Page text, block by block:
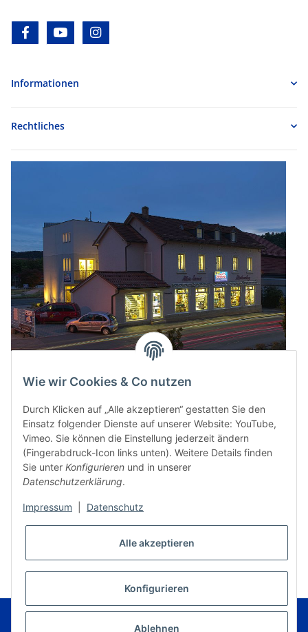
Wie wir Cookies & Co nutzen
Durch Klicken auf „Alle akzeptieren“ gestatten Sie den
Einsatz folgender Dienste auf unserer Website: YouTube,
Vimeo. Sie können die Einstellung jederzeit ändern
(Fingerabdruck-Icon links unten). Weitere Details finden
Sie unter Konfigurieren und in unserer
Datenschutzerklärung.
Impressum Datenschutz
Alle akzeptieren
Konfigurieren
Ablehnen
facebookyoutube
Informationen
Rechtliches
* Alle Preise inkl. gesetzlicher USt., zzgl.
VERTRAG WIDERRUFEN
© Music Service Geiger e.K. - Kronach - Germany
JTL-Shop|FIRE JTL-Shop Template